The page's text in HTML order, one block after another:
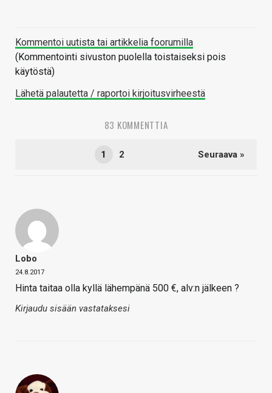
Kommentoi uutista tai artikkelia foorumilla
(Kommentointi sivuston puolella toistaiseksi pois
käytöstä)
Lähetä palautetta / raportoi kirjoitusvirheestä
83 KOMMENTTIA
1 2 Seuraava »
Lobo
24.8.2017
Hinta taitaa olla kyllä lähempänä 500 €, alv:n jälkeen ?
Kirjaudu sisään vastataksesi